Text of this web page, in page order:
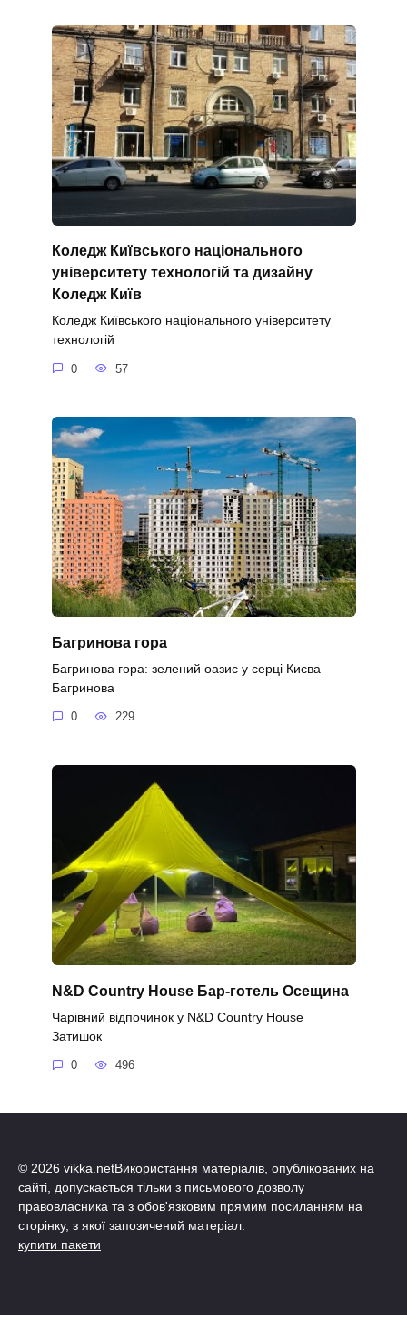
Коледж Київського національного
університету технологій та дизайну
Коледж Київ
Коледж Київського національного університету
технологій
0 57
Багринова гора
Багринова гора: зелений оазис у серці Києва
Багринова
0 229
N&D Country House Бар-готель Осещина
Чарівний відпочинок у N&D Country House
Затишок
0 496
© 2026 vikka.netВикористання матеріалів, опублікованих на
сайті, допускається тільки з письмового дозволу
правовласника та з обов'язковим прямим посиланням на
сторінку, з якої запозичений матеріал.
купити пакети